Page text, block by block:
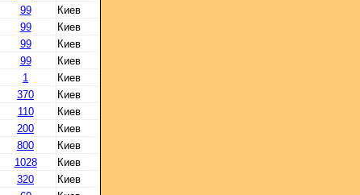
99
Киев
99
Киев
99
Киев
99
Киев
1
Киев
370
Киев
110
Киев
200
Киев
800
Киев
1028
Киев
320
Киев